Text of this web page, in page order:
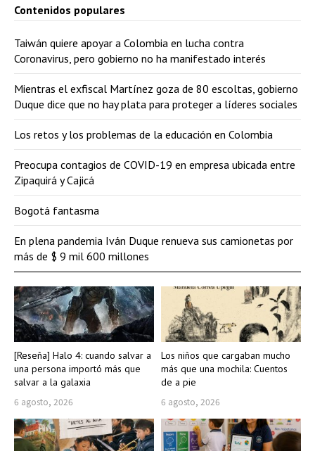
[Reseña] Halo 4: cuando salvar a
una persona importó más que
salvar a la galaxia
6 agosto, 2026
Los niños que cargaban mucho
más que una mochila: Cuentos
de a pie
6 agosto, 2026
Contenidos populares
Taiwán quiere apoyar a Colombia en lucha contra
Coronavirus, pero gobierno no ha manifestado interés
Mientras el exfiscal Martínez goza de 80 escoltas, gobierno
Duque dice que no hay plata para proteger a líderes sociales
Los retos y los problemas de la educación en Colombia
Preocupa contagios de COVID-19 en empresa ubicada entre
Zipaquirá y Cajicá
Bogotá fantasma
En plena pandemia Iván Duque renueva sus camionetas por
más de $ 9 mil 600 millones